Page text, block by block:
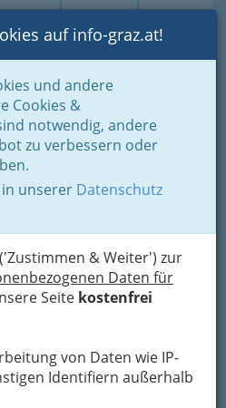
Suche Login Toggle
auf info-graz.at!
und andere
Cookies &
notwendig, andere
zu verbessern oder
in unserer Datenschutz
('Zustimmen & Weiter') zur
Daten für
Seite kostenfrei
von Daten wie IP-
Identifiern außerhalb
Handwerk, Banken
und Informationstechnologie
GewO
Graz
anschauen